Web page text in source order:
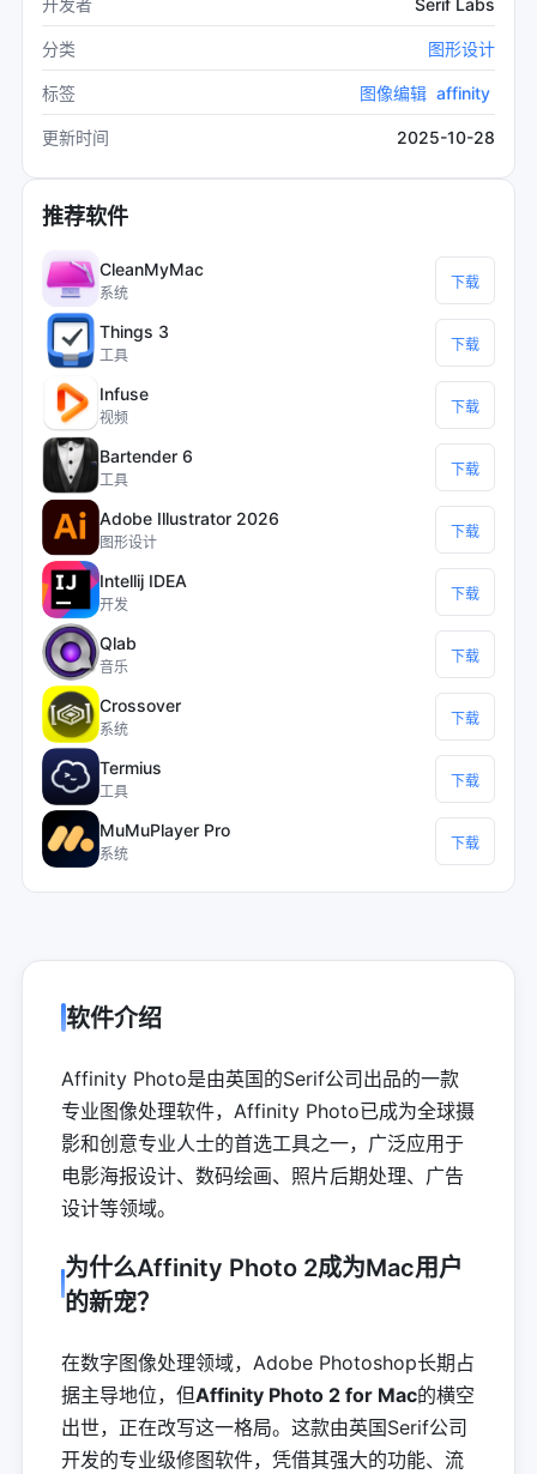
软件介绍
Affinity Photo是由英国的Serif公司出品的一款
专业图像处理软件，Affinity Photo已成为全球摄
影和创意专业人士的首选工具之一，广泛应用于
电影海报设计、数码绘画、照片后期处理、广告
设计等领域。
为什么Affinity Photo 2成为Mac用户
的新宠？
在数字图像处理领域，Adobe Photoshop长期占
据主导地位，但Affinity Photo 2 for Mac的横空
出世，正在改写这一格局。这款由英国Serif公司
开发的专业级修图软件，凭借其强大的功能、流
开发者
分类 图形设计
标签 图像编辑 affinity
更新时间 2025-10-28
推荐软件
CleanMyMac
系统
下载
Things 3
工具
下载
Infuse
视频
下载
Bartender 6
工具
下载
Adobe Illustrator 2026
图形设计
下载
Intellij IDEA
开发
下载
Qlab
音乐
下载
Crossover
系统
下载
Termius
工具
下载
MuMuPlayer Pro
系统
下载